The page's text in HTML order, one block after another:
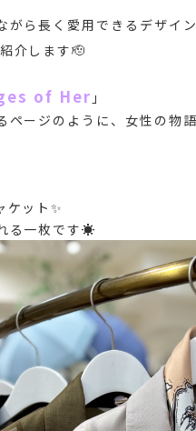
がら長く愛用できるデザイ
介します🫡
of Her 」
ページのように、女性の物
ケット✨
る一枚です☀️